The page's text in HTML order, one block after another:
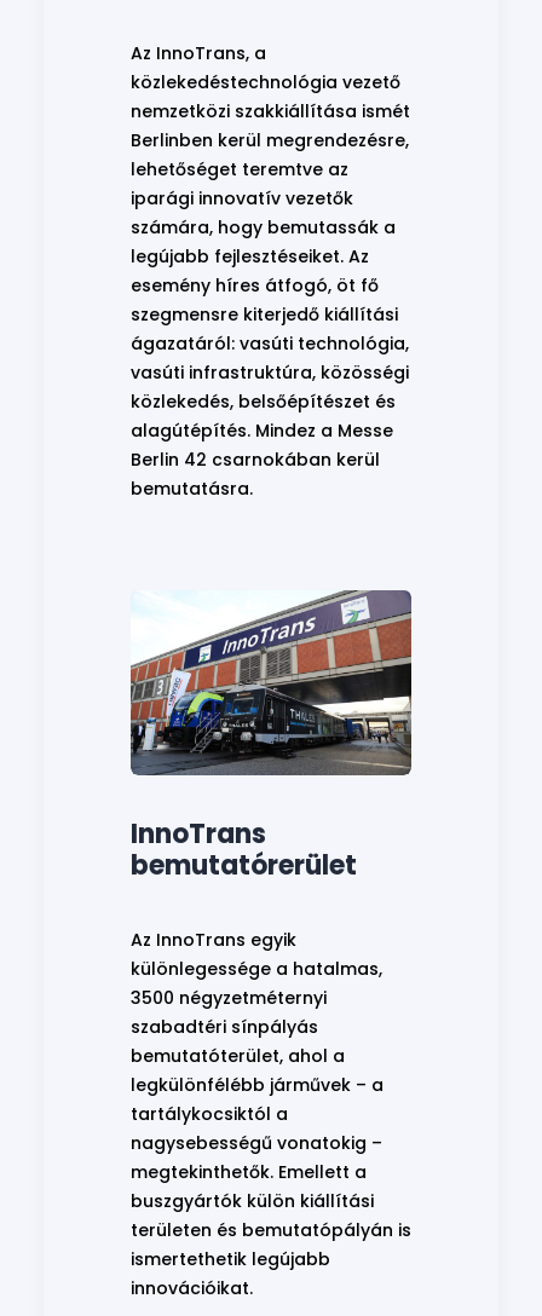
Az InnoTrans, a
közlekedéstechnológia vezető
nemzetközi szakkiállítása ismét
Berlinben kerül megrendezésre,
lehetőséget teremtve az
iparági innovatív vezetők
számára, hogy bemutassák a
legújabb fejlesztéseiket. Az
esemény híres átfogó, öt fő
szegmensre kiterjedő kiállítási
ágazatáról: vasúti technológia,
vasúti infrastruktúra, közösségi
közlekedés, belsőépítészet és
alagútépítés. Mindez a Messe
Berlin 42 csarnokában kerül
bemutatásra.
InnoTrans
bemutatórerület
Az InnoTrans egyik
különlegessége a hatalmas,
3500 négyzetméternyi
szabadtéri sínpályás
bemutatóterület, ahol a
legkülönfélébb járművek – a
tartálykocsiktól a
nagysebességű vonatokig –
megtekinthetők. Emellett a
buszgyártók külön kiállítási
területen és bemutatópályán is
ismertethetik legújabb
innovációikat.